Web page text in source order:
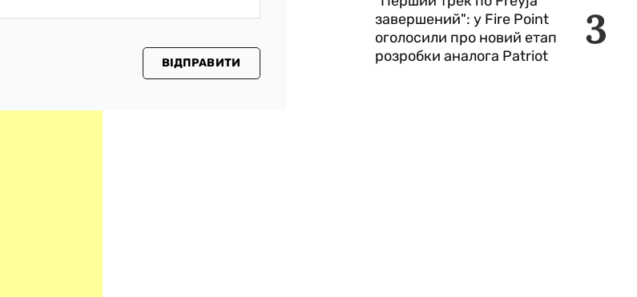
ВІДПРАВИТИ
3
завершений": у Fire Point
оголосили про новий етап
розробки аналога Patriot